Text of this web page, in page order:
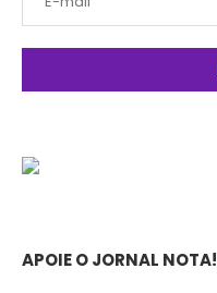
APOIE O JORNAL NOTA!